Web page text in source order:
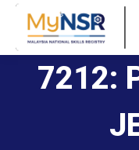
7212: